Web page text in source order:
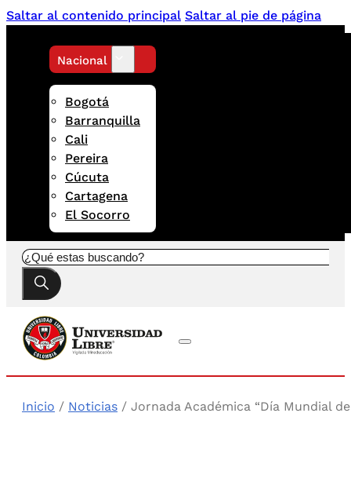
Saltar al contenido principal Saltar al pie de página
Nacional
Bogotá
Barranquilla
Cali
Pereira
Cúcuta
Cartagena
El Socorro
Buscar
Inicio / Noticias / Jornada Académica “Día Mundial